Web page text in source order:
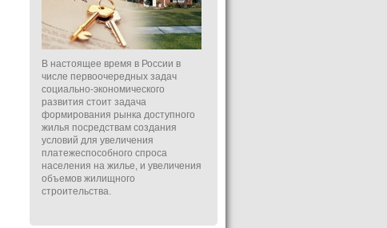
В настоящее время в России в
числе первоочередных задач
социально-экономического
развития стоит задача
формирования рынка доступного
жилья посредствам создания
условий для увеличения
платежеспособного спроса
населения на жилье, и увеличения
объемов жилищного
строительства.